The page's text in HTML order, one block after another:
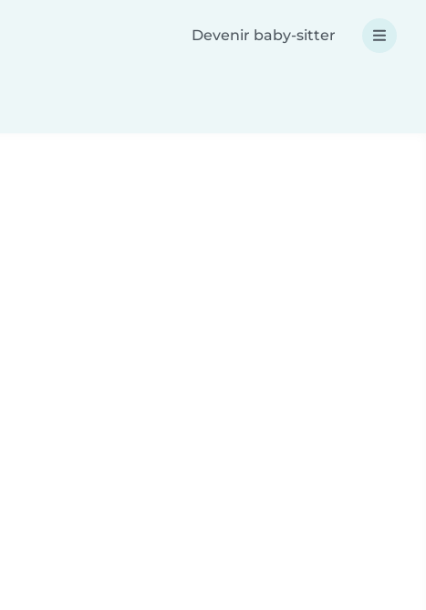
Devenir baby-sitter